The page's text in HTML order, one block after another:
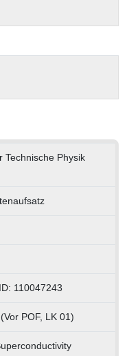
Technische Physik
110047243
POF, LK 01)